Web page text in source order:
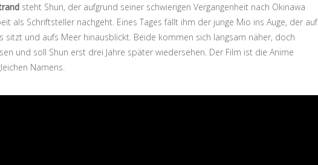
steht Shun, der aufgrund seiner schwierigen Vergangenheit nach Okinawa
als Schriftsteller nachgeht. Eines Tages fällt ihm der junge Mio ins Auge, der auf
sitzt und aufs Meer hinausblickt. Beide kommen sich langsam näher, doch
und soll Shun erst drei Jahre später wiedersehen. Der Film ist die Anime
Namens.